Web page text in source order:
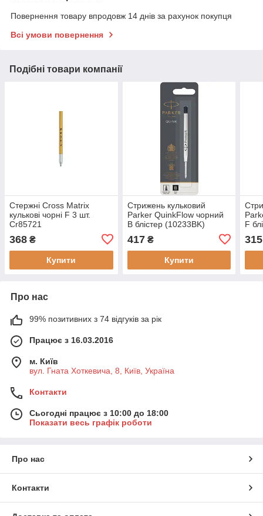
Повернення товару впродовж 14 днів за рахунок покупця
Всі умови повернення
Подібні товари компанії
Стержні Cross Matrix
кулькові чорні F 3 шт.
Cr85721
368 ₴
Купити
Стрижень кульковий
Parker QuinkFlow чорний
B блістер (10233BK)
417₴
Купити
F
315
Про нас
99% позитивних з 74 відгуків за рік
Працює з 16.03.2016
м. Київ
вул. Гната Хоткевича, 8, Київ, Україна
Контакти
Сьогодні працює з 10:00 до 18:00
Показати весь графік роботи
Про нас
Контакти